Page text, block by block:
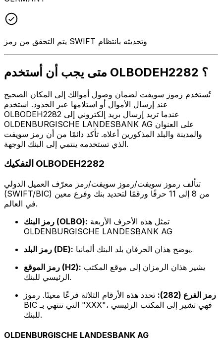
يتم التحقق من رمز SWIFT وتحديثه بانتظام
متى يجب أن أستخدم OLBODEH2282 ؟
تُستخدم رموز سويفت لضمان وصول أموالك إلى المكان الصحيح
عند إرسال الأموال أو استلامها عبر الحدود. استخدم
OLBODEH2282 عندما تريد إرسال بريد إلكتروني إلى
OLDENBURGISCHE LANDESBANK AG على العنوان
والمدينة والبلد المذكورين أعلاه. تأكد دائمًا من أن رمز سويفت
الذي تستخدمه ينتمي إلى البنك الوجهة.
التفكيك OLBODEH2282
تتألف رموز سويفت/رموز سويفت/رمز معرّف العميل الدولي
(SWIFT/BIC) من 8 إلى 11 حرفًا ورقمًا لتحديد بنك وفرع معين
في العالم.
رمز البنك (OLBO):
OLDENBURGISCHE LANDESBANK AG
رمز البلد (DE):
يوضح هذان الحرفان بلد البنك ألمانيا.
رمز الموقع (H2):
الرئيسي للبنك.
رمز الفرع (282):
تحدد هذه الأرقام الثلاثة فرعًا معينًا. رموز
BIC التي تنتهي بـ "XXX"، فهي تشير إلى المكتب الرئيسي
للبنك.
OLDENBURGISCHE LANDESBANK AG